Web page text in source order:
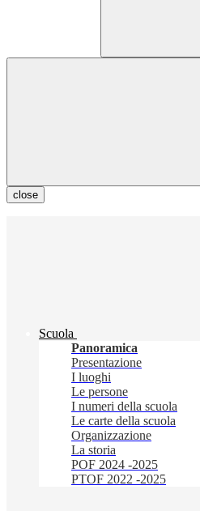
close
Scuola
Panoramica
Presentazione
I luoghi
Le persone
I numeri della scuola
Le carte della scuola
Organizzazione
La storia
POF 2024 -2025
PTOF 2022 -2025